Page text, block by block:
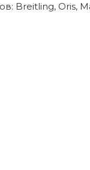
Breitling, Oris,